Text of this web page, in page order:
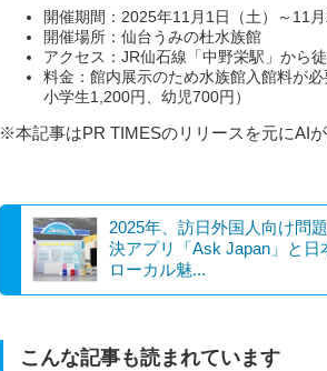
開催期間：2025年11月1日（土）～11月
開催場所：仙台うみの杜水族館
アクセス：JR仙石線「中野栄駅」から
料金：館内展示のため水族館入館料が
小学生1,200円、幼児700円）
※本記事はPR TIMESのリリースを元にAIが
2025年、訪日外国人向け問
決アプリ「Ask Japan」と日
ローカル魅...
こんな記事も読まれています